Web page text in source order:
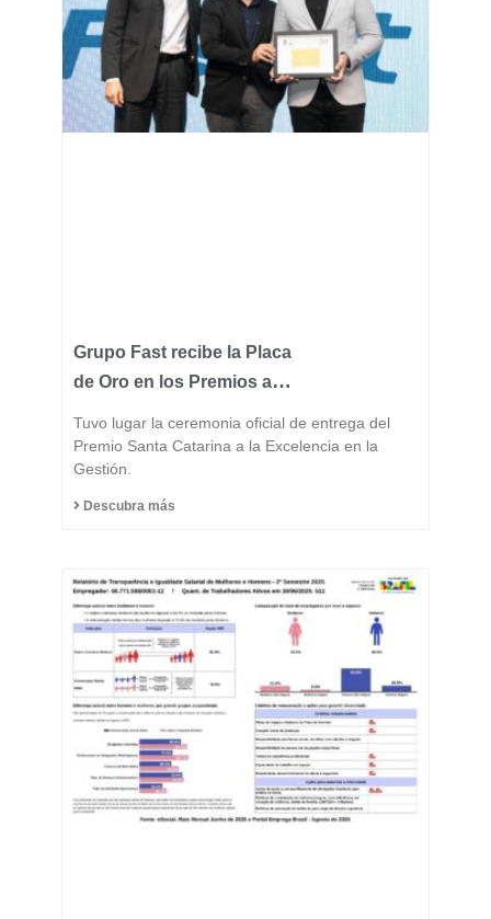
Grupo Fast recibe la Placa
de Oro en los Premios a la
Catarina 2025 y consolida
su posición entre las
industrias más
Tuvo lugar la ceremonia oficial de entrega del
Premio Santa Catarina a la Excelencia en la
Gestión.
Descubra más